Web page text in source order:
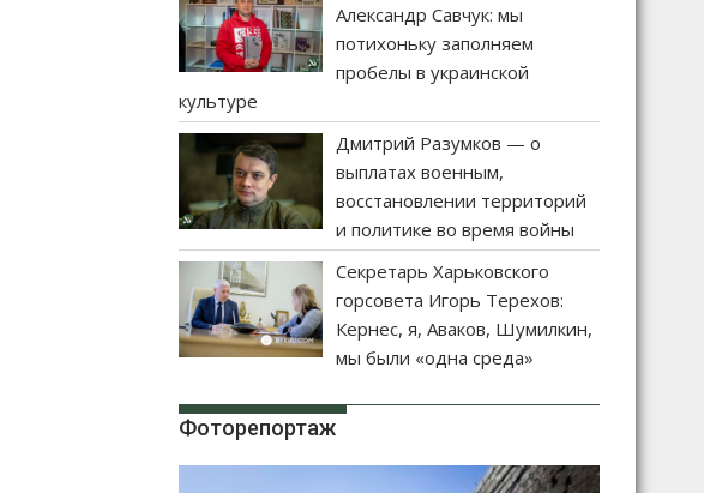
Александр Савчук: мы
потихоньку заполняем
пробелы в украинской
культуре
Дмитрий Разумков — о
выплатах военным,
восстановлении территорий
и политике во время войны
Секретарь Харьковского
горсовета Игорь Терехов:
Кернес, я, Аваков, Шумилкин,
мы были «одна среда»
Фоторепортаж